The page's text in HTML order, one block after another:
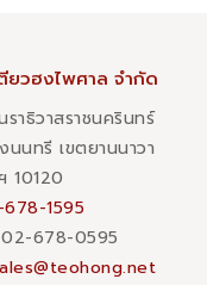
ยวฮงไพศาล จำกัด
าธิวาสราชนครินทร์
นนทรี เขตยานนาวา
10120
1595
02-678-0595